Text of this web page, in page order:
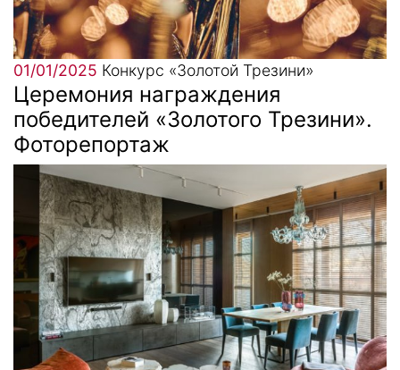
01/01/2025 Конкурс «Золотой Трезини»
Церемония награждения
победителей «Золотого Трезини».
Фоторепортаж